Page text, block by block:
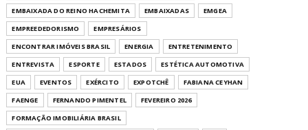
EMBAIXADA DO REINO HACHEMITA
EMBAIXADAS
EMGEA
EMPREEDEDORISMO
EMPRESÁRIOS
ENCONTRAR IMÓVEIS BRASIL
ENERGIA
ENTRETENIMENTO
ENTREVISTA
ESPORTE ESTADOS
ESTÉTICA AUTOMOTIVA
EUA
EVENTOS EXÉRCITO EXPOTCHÊ
FABIANA CEYHAN
FAENGE
FERNANDO PIMENTEL
FEVEREIRO 2026
FORMAÇÃO IMOBILIÁRIA BRASIL